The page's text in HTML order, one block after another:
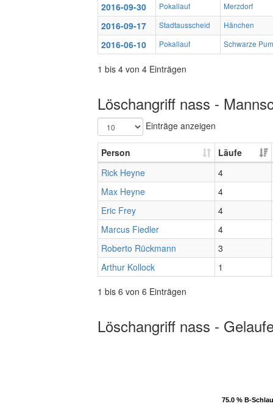
2016-09-30 Pokallauf Merzdorf
2016-09-17 Stadtausscheid Hänchen
2016-06-10 Pokallauf Schwarze
1 bis 4 von 4 Einträgen
Löschangriff nass -
Einträge anzeigen
Person
Läufe
Rick Heyne
4
Max Heyne
4
Eric Frey
4
Marcus Fiedler
4
Roberto Rückmann
3
Arthur Kollock
1
1 bis 6 von 6 Einträgen
Löschangriff nass -
75.0 % B-
75.0 % B-